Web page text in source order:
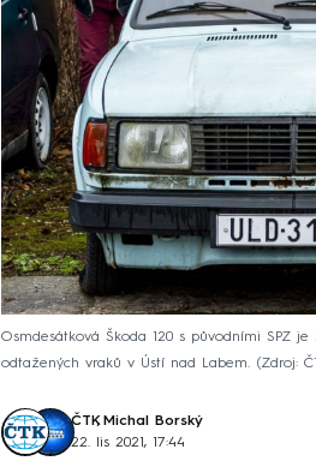
Osmdesátková Škoda 120 s původními SPZ
odtažených vraků v Ústí nad Labem.
Zdroj:
ČTK, Michal Borský
22. lis 2021, 17:44